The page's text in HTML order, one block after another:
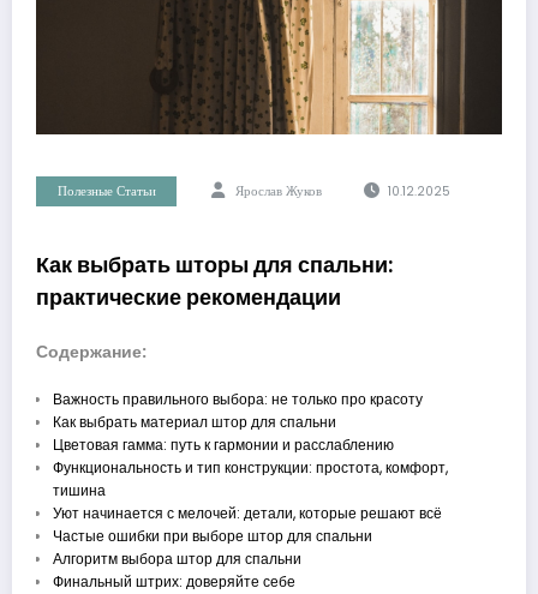
Полезные Статьи Ярослав Жуков 10.12.2025
Как выбрать шторы для спальни:
практические рекомендации
Содержание:
Важность правильного выбора: не только про красоту
Как выбрать материал штор для спальни
Цветовая гамма: путь к гармонии и расслаблению
Функциональность и тип конструкции: простота, комфорт,
тишина
Уют начинается с мелочей: детали, которые решают всё
Частые ошибки при выборе штор для спальни
Алгоритм выбора штор для спальни
Финальный штрих: доверяйте себе